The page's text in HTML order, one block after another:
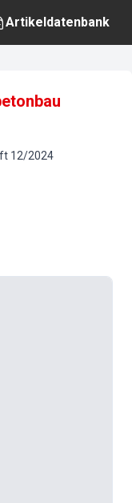
Artikeldatenbank
12/2024